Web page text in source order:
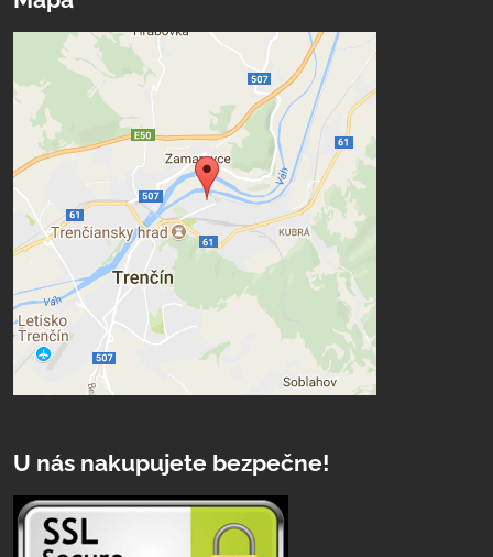
U nás nakupujete bezpečne!